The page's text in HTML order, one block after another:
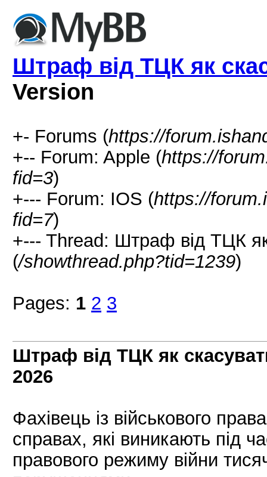
Штраф від ТЦК як
Version
+- Forums (https://
+-- Forum: Apple (https://
fid=3)
+--- Forum: IOS (https://
fid=7)
+--- Thread: Штраф від ТЦК
(/showthread.php?tid=1239)
Pages: 1 2 3
Штраф від ТЦК як
2026
Фахівець із військового
справах, які виникають під
правового режиму війни